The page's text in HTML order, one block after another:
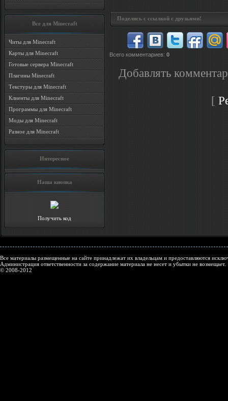
Все для Minecraft
Читы для Minecraft
Карты для Minecraft
Готовые сервера Minecraft
Плагины Minecraft
Текстуры для Minecraft
Клиенты для Minecraft
Программы для Minecraft
Моды для Minecraft
Разное для Minecraft
Интересное
Наша кнопка
Получить код
Поделись с ссылкой с друзьями!
Всего комментариев: 0
Добавлять
[
Все материалы размещенные на сайте принадлежат их владельцам и предоставляются
Администрация ответственности за содержание материала не несет и убытки не возмещает.
© 2008-2012